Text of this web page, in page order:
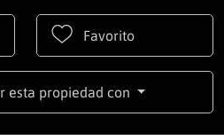
Favorito
esta propiedad con